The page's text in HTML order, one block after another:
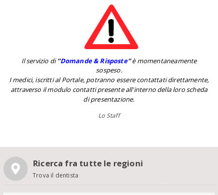
Il servizio di''Domande & Risposte''è momentaneamente
sospeso.
I medici, iscritti al Portale, potranno essere contattati direttamente,
attraverso il modulo contatti presente all'interno della loro scheda
di presentazione.
Lo Staff
Ricerca fra tutte le regioni
Trova il dentista